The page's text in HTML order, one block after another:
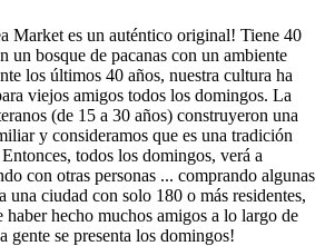
Market es un auténtico original! Tiene 40
un bosque de pacanas con un ambiente
los últimos 40 años, nuestra cultura ha
viejos amigos todos los domingos. La
(de 15 a 30 años) construyeron una
y consideramos que es una tradición
todos los domingos, verá a
con otras personas ... comprando algunas
una ciudad con solo 180 o más residentes,
haber hecho muchos amigos a lo largo de
gente se presenta los domingos!